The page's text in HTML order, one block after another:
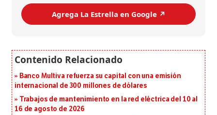
Agrega La Estrella en Google ↗️
Banco Multiva refuerza su capital con una emisión
internacional de 300 millones de dólares
Trabajos de mantenimiento en la red eléctrica del 10 al
16 de agosto de 2026